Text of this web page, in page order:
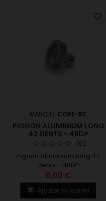
MARQUE: CORE-RC
PIGNON ALUMINIUM LONG
42 DENTS - 48DP
(0)
Pignon aluminium long 42
dents - 48DP
6,00 €
 Ajouter au panier
favorite_border